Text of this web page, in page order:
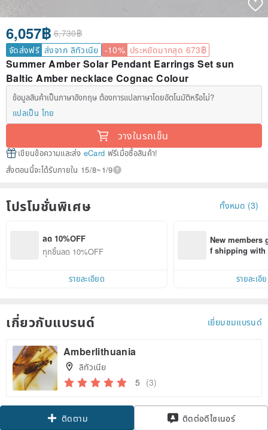
6,057฿ 6,730฿
จัดส่งฟรี ส่งจาก ลิทัวเนีย -10% ประหยัดมากสุด 673฿
Summer Amber Solar Pendant Earrings Set sun
Baltic Amber necklace Cognac Colour
ข้อมูลสินค้าเป็นภาษาอังกฤษ ต้องการแปลภาษาโดยอัตโนมัติหรือไม่?
แปลเป็น ไทย
วางในรถเข็น
เขียนข้อความและส่ง eCard ฟรีเมื่อซื้อสินค้า!
สั่งตอนนี้จะได้รับภายใน 15/8~1/9
โปรโมชั่นพิเศษ ทั้งหมด (3)
ลด 10%OFF
ทุกชิ้นลด 10%OFF
รายละเอียด
New members
f shipping
รายละเอี
เกี่ยวกับแบรนด์ เยี่ยมชมแบรนด์
Amberlithuania
ลิทัวเนีย
5 (3)
Claim coupon
ติดตาม ติดต่อดีไซเนอร์